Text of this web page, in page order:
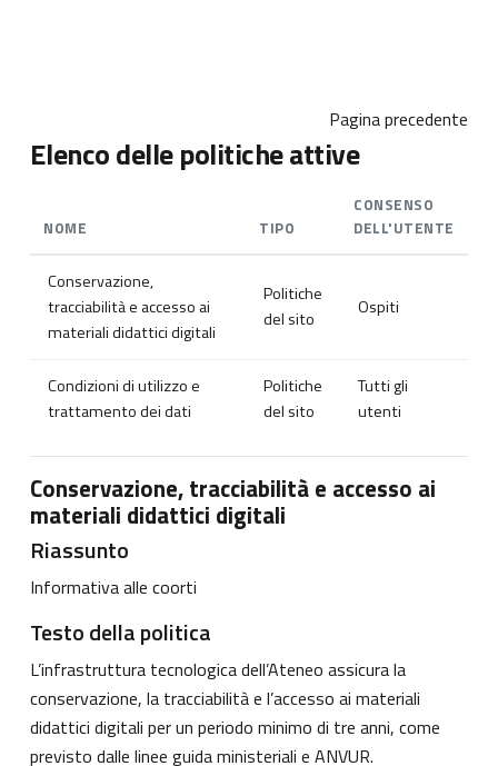
Pagina precedente
Elenco delle politiche attive
NOME TIPO
CONSENSO
DELL'UTENTE
Conservazione,
tracciabilità e accesso ai
materiali didattici digitali
Politiche
del sito
Ospiti
Condizioni di utilizzo e
trattamento dei dati
Politiche
del sito
Tutti gli
utenti
Conservazione, tracciabilità e accesso ai
materiali didattici digitali
Riassunto
Informativa alle coorti
Testo della politica
L’infrastruttura tecnologica dell’Ateneo assicura la
conservazione, la tracciabilità e l’accesso ai materiali
didattici digitali per un periodo minimo di tre anni, come
previsto dalle linee guida ministeriali e ANVUR.